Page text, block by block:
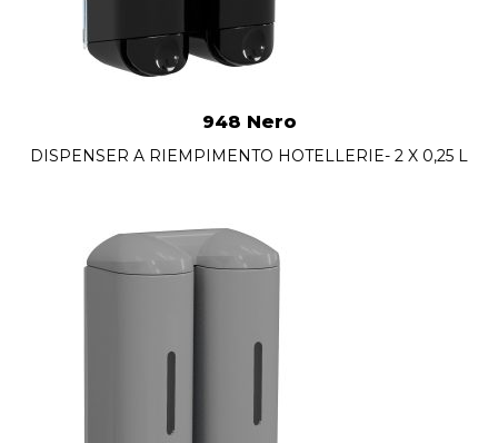
948 Nero
DISPENSER A RIEMPIMENTO HOTELLERIE- 2 X 0,25 L